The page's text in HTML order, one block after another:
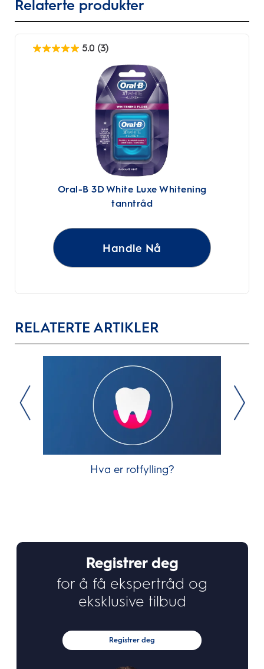
Relaterte produkter
5.0 (3)
5.0
Oral-B 3D White Luxe Whitening
tanntråd
Handle Nå
RELATERTE ARTIKLER
Hva er rotfylling?
Registrer deg
for å få ekspertråd og
eksklusive tilbud
Registrer deg